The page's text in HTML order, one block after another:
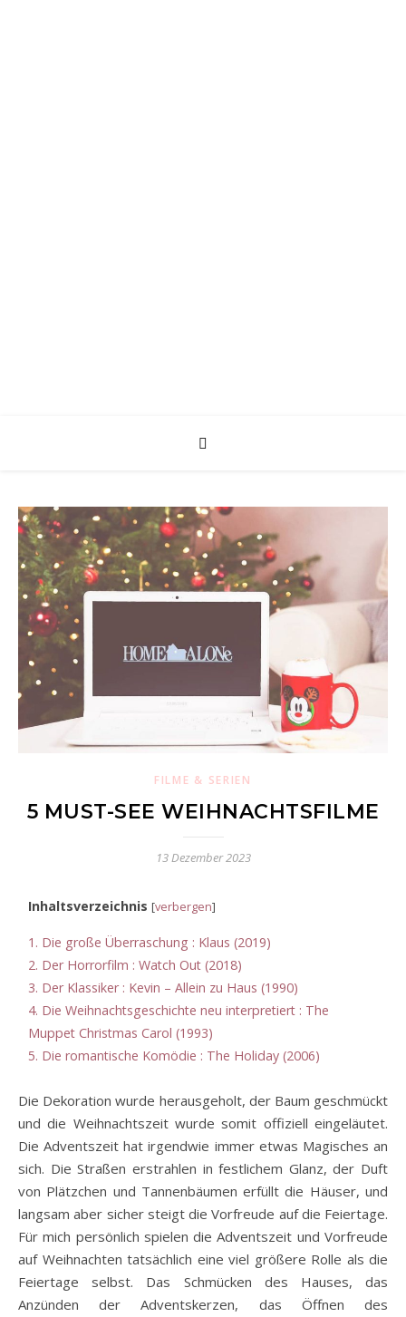
FILME & SERIEN
5 MUST-SEE WEIHNACHTSFILME
13 Dezember 2023
Inhaltsverzeichnis [verbergen]
1. Die große Überraschung : Klaus (2019)
2. Der Horrorfilm : Watch Out (2018)
3. Der Klassiker : Kevin – Allein zu Haus (1990)
4. Die Weihnachtsgeschichte neu interpretiert : The
Muppet Christmas Carol (1993)
5. Die romantische Komödie : The Holiday (2006)
Die Dekoration wurde herausgeholt, der Baum geschmückt
und die Weihnachtszeit wurde somit offiziell eingeläutet.
Die Adventszeit hat irgendwie immer etwas Magisches an
sich. Die Straßen erstrahlen in festlichem Glanz, der Duft
von Plätzchen und Tannenbäumen erfüllt die Häuser, und
langsam aber sicher steigt die Vorfreude auf die Feiertage.
Für mich persönlich spielen die Adventszeit und Vorfreude
auf Weihnachten tatsächlich eine viel größere Rolle als die
Feiertage selbst. Das Schmücken des Hauses, das
Anzünden der Adventskerzen, das Öffnen des